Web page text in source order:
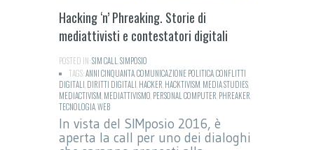
Hacking ‘n’ Phreaking. Storie di
mediattivisti e contestatori digitali
POSTED IN:SIM CALL SIMPOSIO
TAGS:ANNI CINQUANTACOMUNICAZIONE POLITICACONFLITTI
DIGITALI DIRITTI DIGITALI HACKER HACKTIVISM MEDIA STUDIES
MEDIACTIVISM MEDIATTIVISMO PERSONAL COMPUTER PHREAKER
TECNOLOGIAWEB
In vista del SIMposio 2016, è
aperta la call per uno dei dialoghi